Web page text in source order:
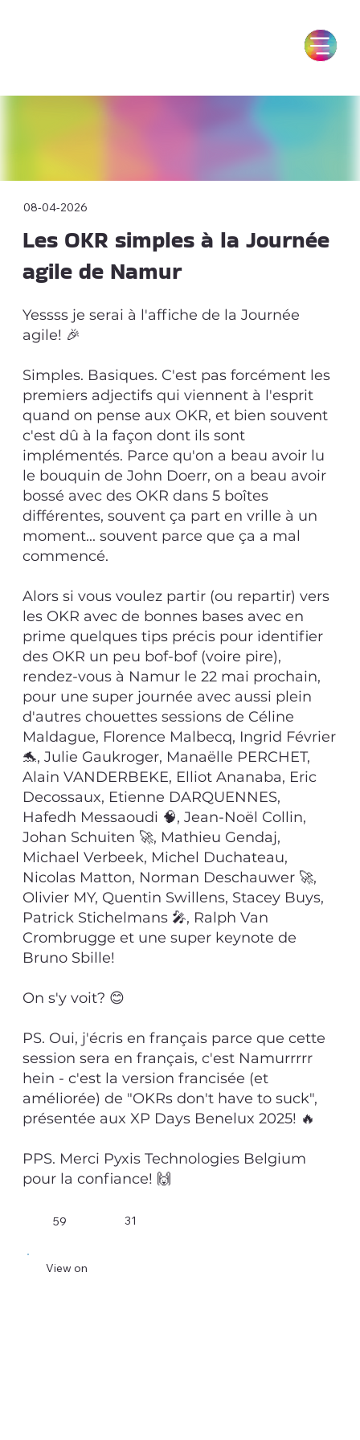
08-04-2026
Les OKR simples à la Journée
agile de Namur
Yessss je serai à l'affiche de la Journée
agile! 🎉
Simples. Basiques. C'est pas forcément les
premiers adjectifs qui viennent à l'esprit
quand on pense aux OKR, et bien souvent
c'est dû à la façon dont ils sont
implémentés. Parce qu'on a beau avoir lu
le bouquin de John Doerr, on a beau avoir
bossé avec des OKR dans 5 boîtes
différentes, souvent ça part en vrille à un
moment... souvent parce que ça a mal
commencé.
Alors si vous voulez partir (ou repartir) vers
les OKR avec de bonnes bases avec en
prime quelques tips précis pour identifier
des OKR un peu bof-bof (voire pire),
rendez-vous à Namur le 22 mai prochain,
pour une super journée avec aussi plein
d'autres chouettes sessions de Céline
Maldague, Florence Malbecq, Ingrid Février
🐬, Julie Gaukroger, Manaëlle PERCHET,
Alain VANDERBEKE, Elliot Ananaba, Eric
Decossaux, Etienne DARQUENNES,
Hafedh Messaoudi 🧠, Jean-Noël Collin,
Johan Schuiten 🚀, Mathieu Gendaj,
Michael Verbeek, Michel Duchateau,
Nicolas Matton, Norman Deschauwer 🚀,
Olivier MY, Quentin Swillens, Stacey Buys,
Patrick Stichelmans 🎤, Ralph Van
Crombrugge et une super keynote de
Bruno Sbille!
On s'y voit? 😊
PS. Oui, j'écris en français parce que cette
session sera en français, c'est Namurrrrr
hein - c'est la version francisée (et
améliorée) de "OKRs don't have to suck",
présentée aux XP Days Benelux 2025! 🔥
PPS. Merci Pyxis Technologies Belgium
pour la confiance! 🙌
59 31
View on